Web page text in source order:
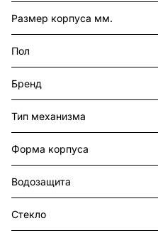
Размер корпуса мм.
Пол
Бренд
Тип механизма
Форма корпуса
Водозащита
Стекло